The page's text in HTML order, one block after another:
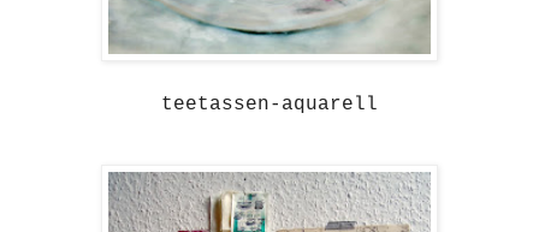
teetassen-aquarell